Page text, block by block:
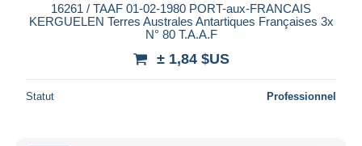
16261 / TAAF 01-02-1980 PORT-aux-FRANCAIS
KERGUELEN Terres Australes Antartiques Françaises 3x
N° 80 T.A.A.F
± 1,84 $US
Statut Professionnel